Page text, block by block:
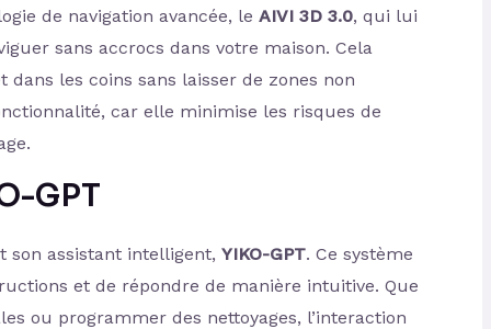
de navigation avancée, le AIVI 3D 3.0, qui lui
sans accrocs dans votre maison. Cela
les coins sans laisser de zones non
car elle minimise les risques de
GPT
assistant intelligent, YIKO-GPT. Ce système
et de répondre de manière intuitive. Que
ou programmer des nettoyages, l’interaction